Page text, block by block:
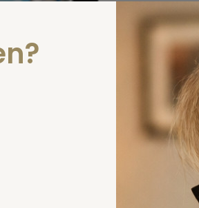
van het vakblad UITVAART